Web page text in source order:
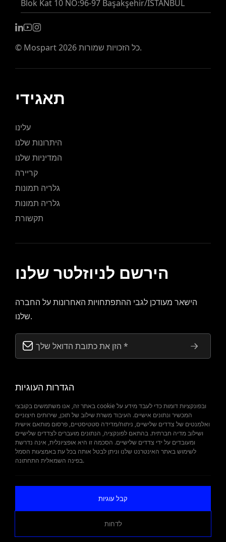
©Mospart
היתרונות שלנו
המדיניות שלנו
קריירה
גלריה תמונות
גלריה תמונות
תקשורת
שלנו.
על ידי הגשת הטופס,טקסט KVKK אתה נחשב כמי שקיבל את זה.
כאשר חלקי חילוף חשובים
WEB
הגדרות העוגיות
באתר זה, אנו משתמשים בקובצי cookie ובפונקציות דומות כדי לעבד מידע על
המכשיר ונתונים אישיים. העיבוד משרת שילוב של תוכן, שירותים חיצוניים
ואלמנטים של צדדים שלישיים, ניתוח/מדידה סטטיסטיים, פרסום מותאם אישית
ושילוב מדיה חברתית. בהתאם לפונקציה, הנתונים מועברים לצדדים שלישיים
ומעובדים על ידי צדדים שלישיים. הסכמה זו היא אופציונלית, אינה נדרשת
לשימוש באתר האינטרנט שלנו וניתן לבטל אותה בכל עת באמצעות הסמל
בפינה השמאלית התחתונה.
קבל עוגיות
לדחות